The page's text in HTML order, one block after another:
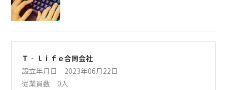
Ｔ‐ｌｉｆｅ合同会社
設立年月日 2023年06月22日
従業員数 0人